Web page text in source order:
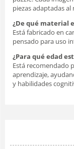
piezas adaptadas
¿De qué material
Está fabricado en
pensado para uso
¿Para qué edad
Está recomendado
aprendizaje,
y habilidades